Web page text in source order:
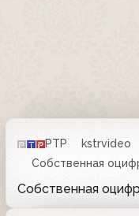
РТР kstrvideo
Собственная
Собственная